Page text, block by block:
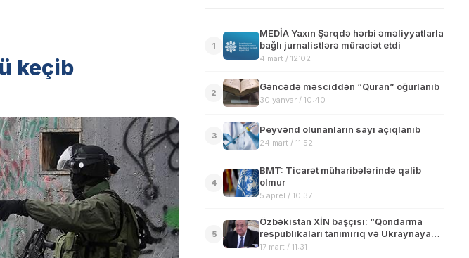
keçib
1
MEDİA Yaxın Şərqdə hərbi əməliyyatlarla
bağlı jurnalistlərə müraciət etdi
4 mart / 12:02
2
Gəncədə məsciddən “Quran” oğurlanıb
30 yanvar / 10:40
3
Peyvənd olunanların sayı açıqlanıb
24 mart / 11:52
4
BMT: Ticarət müharibələrində qalib
olmur
5 aprel / 10:37
5
Özbəkistan XİN başçısı: “Qondarma
respublikaları tanımırıq və Ukraynaya
dəstəyi davam etdirəcəyik”
17 mart / 11:31